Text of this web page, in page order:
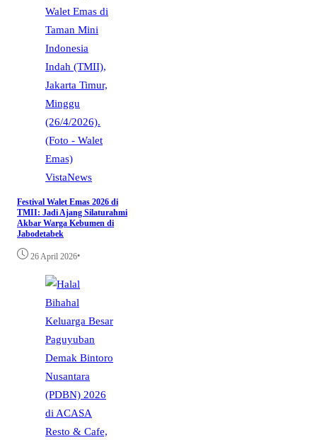
VistaNews
Festival Walet Emas 2026 di
TMII: Jadi Ajang Silaturahmi
Akbar Warga Kebumen di
Jabodetabek
26 April 2026•